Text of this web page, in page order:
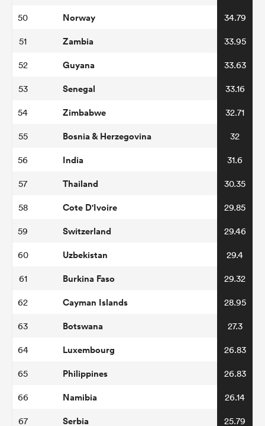
50 Norway 34.79
51 Zambia 33.95
52 Guyana 33.63
53 Senegal 33.16
54 Zimbabwe 32.71
55 Bosnia & Herzegovina 32
56 India 31.6
57 Thailand 30.35
58 Cote D'Ivoire 29.85
59 Switzerland 29.46
60 Uzbekistan 29.4
61 Burkina Faso 29.32
62 Cayman Islands 28.95
63 Botswana 27.3
64 Luxembourg 26.83
65 Philippines 26.83
66 Namibia 26.14
67 Serbia 25.79